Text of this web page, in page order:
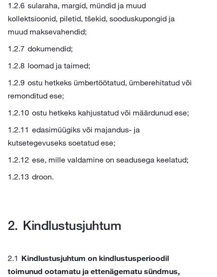
sularaha, margid, mündid ja muud
kollektsioonid, piletid, tšekid, sooduskupongid ja
muud maksevahendid;
dokumendid;
loomad ja taimed;
ostu hetkeks ümbertöötatud, ümberehitatud või
remonditud ese;
ostu hetkeks kahjustatud või määrdunud ese;
edasimüügiks või majandus- ja
kutsetegevuseks soetatud ese;
ese, mille valdamine on seadusega keelatud;
droon.
Kindlustusjuhtum
Kindlustusjuhtum on kindlustusperioodil
toimunud ootamatu ja ettenägematu sündmus,